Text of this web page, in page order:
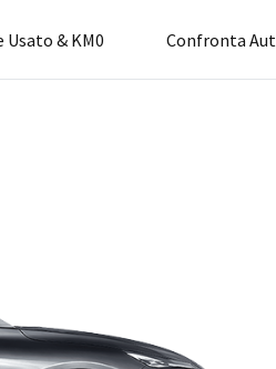
Usato & KM0 Confronta